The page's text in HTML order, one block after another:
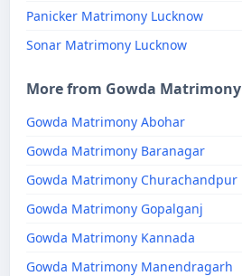
Panicker Matrimony Lucknow
Sonar Matrimony Lucknow
More from Gowda Matrimony
Gowda Matrimony Abohar
Gowda Matrimony Baranagar
Gowda Matrimony Churachandpur
Gowda Matrimony Gopalganj
Gowda Matrimony Kannada
Gowda Matrimony Manendragarh